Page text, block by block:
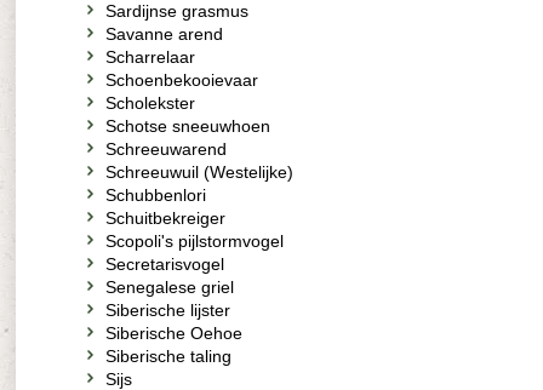
Sardijnse grasmus
Savanne arend
Scharrelaar
Schoenbekooievaar
Scholekster
Schotse sneeuwhoen
Schreeuwarend
Schreeuwuil (Westelijke)
Schubbenlori
Schuitbekreiger
Scopoli's pijlstormvogel
Secretarisvogel
Senegalese griel
Siberische lijster
Siberische Oehoe
Siberische taling
Sijs